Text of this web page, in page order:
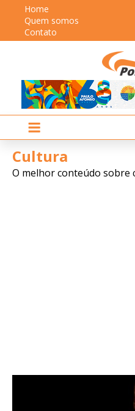
Home
Quem somos
Contato
Cultura
O melhor conteúdo sobre